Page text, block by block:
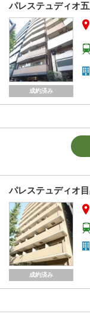
パレステュディオ五
成約済み
パレステュディオ
成約済み